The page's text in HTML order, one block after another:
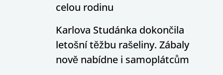
celou rodinu
Karlova Studánka dokončila
letošní těžbu rašeliny. Zábaly
nově nabídne i samoplátcům